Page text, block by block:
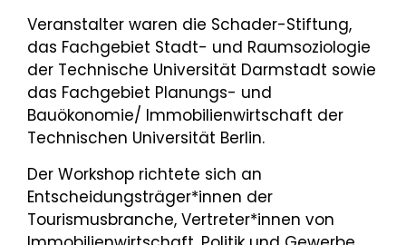
Veranstalter waren die Schader-Stiftung,
das Fachgebiet Stadt- und Raumsoziologie
der Technische Universität Darmstadt sowie
das Fachgebiet Planungs- und
Bauökonomie/ Immobilienwirtschaft der
Technischen Universität Berlin.
Der Workshop richtete sich an
Entscheidungsträger*innen der
Tourismusbranche, Vertreter*innen von